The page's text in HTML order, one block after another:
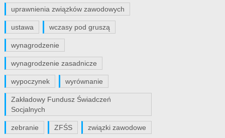
uprawnienia związków zawodowych
ustawa wczasy pod gruszą
wynagrodzenie
wynagrodzenie zasadnicze
wypoczynek wyrównanie
Zakładowy Fundusz Świadczeń
Socjalnych
zebranie ZFŚS związki zawodowe